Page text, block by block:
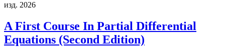
изд. 2026
A First Course In Partial Differential
Equations (Second Edition)